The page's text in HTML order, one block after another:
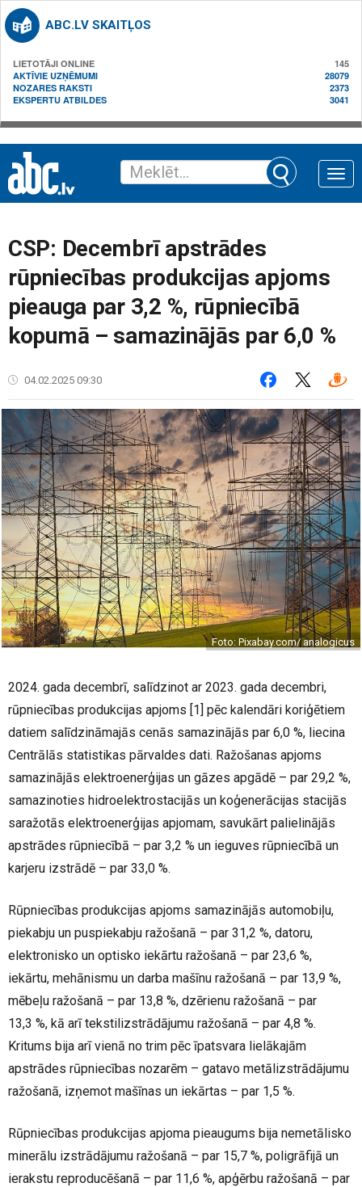
ABC.LV SKAITĻOS
LIETOTĀJI ONLINE
145
AKTĪVIE UZŅĒMUMI
28079
NOZARES RAKSTI
2373
EKSPERTU ATBILDES
3041
Toggle
CSP: Decembrī apstrādes
rūpniecības produkcijas apjoms
pieauga par 3,2 %, rūpniecībā
kopumā – samazinājās par 6,0 %
04.02.2025 09:30
Foto: Pixabay.com/ analogicus
2024. gada decembrī, salīdzinot ar 2023. gada decembri,
rūpniecības produkcijas apjoms [1] pēc kalendāri koriģētiem
datiem salīdzināmajās cenās samazinājās par 6,0 %, liecina
Centrālās statistikas pārvaldes dati. Ražošanas apjoms
samazinājās elektroenerģijas un gāzes apgādē – par 29,2 %,
samazinoties hidroelektrostacijās un koģenerācijas stacijās
saražotās elektroenerģijas apjomam, savukārt palielinājās
apstrādes rūpniecībā – par 3,2 % un ieguves rūpniecībā un
karjeru izstrādē – par 33,0 %.
Rūpniecības produkcijas apjoms samazinājās automobiļu,
piekabju un puspiekabju ražošanā – par 31,2 %, datoru,
elektronisko un optisko iekārtu ražošanā – par 23,6 %,
iekārtu, mehānismu un darba mašīnu ražošanā – par 13,9 %,
mēbeļu ražošanā – par 13,8 %, dzērienu ražošanā – par
13,3 %, kā arī tekstilizstrādājumu ražošanā – par 4,8 %.
Kritums bija arī vienā no trim pēc īpatsvara lielākajām
apstrādes rūpniecības nozarēm – gatavo metālizstrādājumu
ražošanā, izņemot mašīnas un iekārtas – par 1,5 %.
Rūpniecības produkcijas apjoma pieaugums bija nemetālisko
minerālu izstrādājumu ražošanā – par 15,7 %, poligrāfijā un
ierakstu reproducēšanā – par 11,6 %, apģērbu ražošanā – par